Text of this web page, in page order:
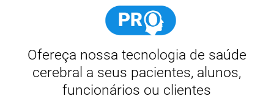
Ofereça nossa tecnologia de saúde
cerebral a seus pacientes, alunos,
funcionários ou clientes